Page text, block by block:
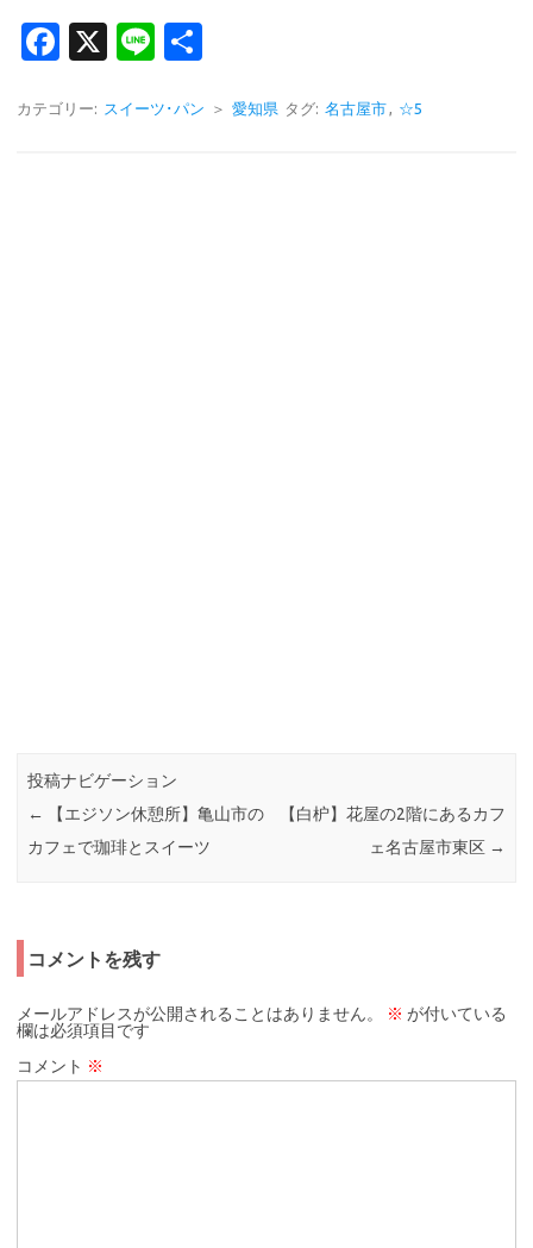
Fa
e
X
Li
e
カテゴリー: スイーツ･パン ＞ 愛知県 タグ: 名古屋市 ☆5
投稿ナビゲーション
←
【エジソン休憩所】亀山市の
カフェで珈琲とスイーツ
【白枦】花屋の2階にあるカフ
ェ名古屋市東区 →
コメントを残す
メールアドレスが公開されることはありません。 ※ が付いている
欄は必須項目です
コメント ※